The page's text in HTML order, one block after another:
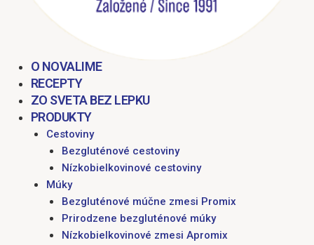
O NOVALIME
RECEPTY
ZO SVETA BEZ LEPKU
PRODUKTY
Cestoviny
Bezgluténové cestoviny
Nízkobielkovinové cestoviny
Múky
Bezgluténové múčne zmesi Promix
Prirodzene bezgluténové múky
Nízkobielkovinové zmesi Apromix